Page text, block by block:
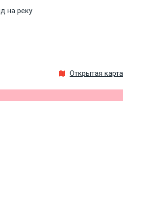
на реку
Открытая карта